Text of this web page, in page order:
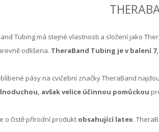
Tubing má stejné vlastnosti a složení jako
odlišena. TheraBand Tubing je v balení
pásy na cvičební značky TheraBand
avšak velice účinnou pomůckou
o čistě přírodní produkt obsahující latex.